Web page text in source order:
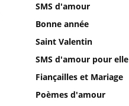
SMS d'amour
Bonne année
Saint Valentin
SMS d'amour pour elle
Fiançailles et Mariage
Poèmes d'amour